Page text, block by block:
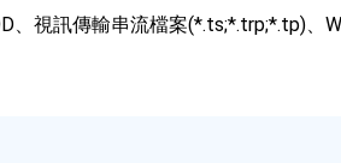
、視訊傳輸串流檔案(*.ts;*.trp;*.tp)、